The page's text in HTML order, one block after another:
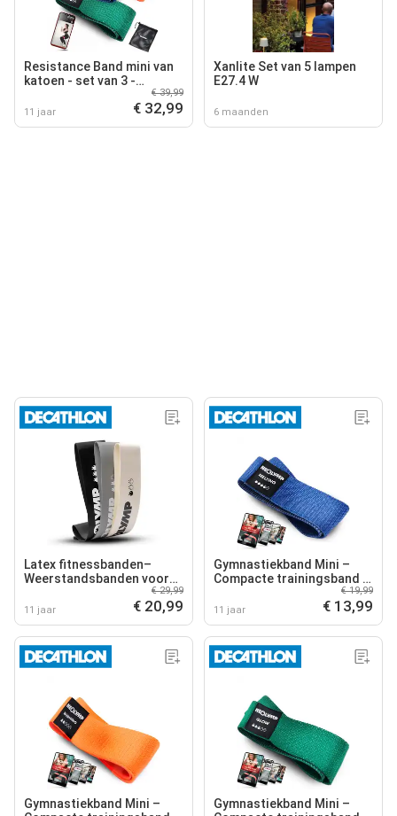
Resistance Band mini van
katoen - set van 3 -
gymnastiekband
11 jaar
€ 39,99
€ 32,99
Xanlite Set van 5 lampen
E27.4 W
6 maanden
Latex fitnessbanden–
Weerstandsbanden voor
revalidatieoefeningen
11 jaar
€ 29,99
€ 20,99
Gymnastiekband Mini –
Compacte trainingsband -
11 jaar
€ 19,99
€ 13,99
Gymnastiekband Mini –
Gymnastiekband Mini –